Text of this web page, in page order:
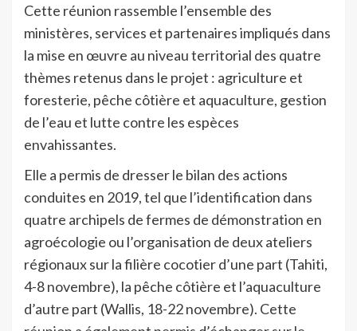
Cette réunion rassemble l’ensemble des
ministères, services et partenaires impliqués dans
la mise en œuvre au niveau territorial des quatre
thèmes retenus dans le projet : agriculture et
foresterie, pêche côtière et aquaculture, gestion
de l’eau et lutte contre les espèces
envahissantes.
Elle a permis de dresser le bilan des actions
conduites en 2019, tel que l’identification dans
quatre archipels de fermes de démonstration en
agroécologie ou l’organisation de deux ateliers
régionaux sur la filière cocotier d’une part (Tahiti,
4-8 novembre), la pêche côtière et l’aquaculture
d’autre part (Wallis, 18-22 novembre). Cette